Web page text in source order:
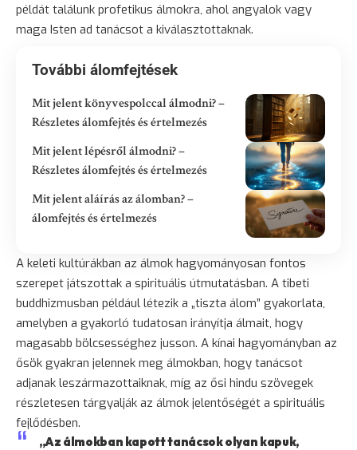
példát találunk profetikus álmokra, ahol angyalok vagy
maga Isten ad tanácsot a kiválasztottaknak.
További álomfejtések
Mit jelent könyvespolccal álmodni? –
Részletes álomfejtés és értelmezés
Mit jelent lépésről álmodni? –
Részletes álomfejtés és értelmezés
Mit jelent aláírás az álomban? –
álomfejtés és értelmezés
A keleti kultúrákban az álmok hagyományosan fontos
szerepet játszottak a spirituális útmutatásban. A tibeti
buddhizmusban például létezik a „tiszta álom” gyakorlata,
amelyben a gyakorló tudatosan irányítja álmait, hogy
magasabb bölcsességhez jusson. A kínai hagyományban az
ősök gyakran jelennek meg álmokban, hogy tanácsot
adjanak leszármazottaiknak, míg az ősi hindu szövegek
részletesen tárgyalják az álmok jelentőségét a spirituális
fejlődésben.
„Az álmokban kapott tanácsok olyan kapuk,